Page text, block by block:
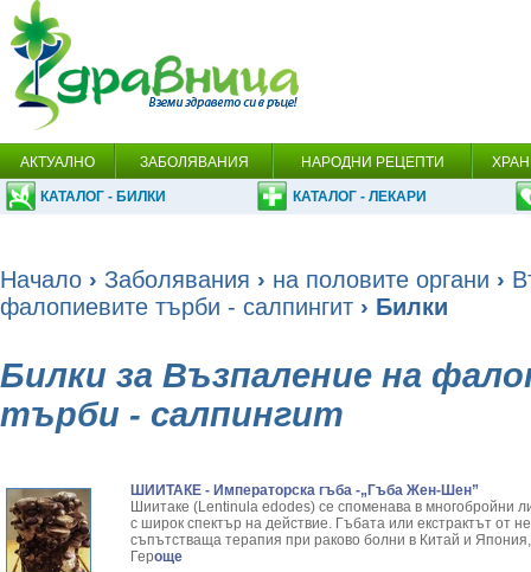
АКТУАЛНО ЗАБОЛЯВАНИЯ НАРОДНИ РЕЦЕПТИ
КАТАЛОГ - БИЛКИ КАТАЛОГ - ЛЕКАРИ
Начало › Заболявания › на половите органи ›
фалопиевите търби - салпингит › Билки
Билки за Възпаление на
търби - салпингит
ШИИТАКЕ - Императорска гъба -„Гъба Жен-Шен”
Шиитаке (Lentinula edodes) се споменава в многобройни
с широк спектър на действие. Гъбата или екстрактът от
съпътстваща терапия при раково болни в Китай и
Героще